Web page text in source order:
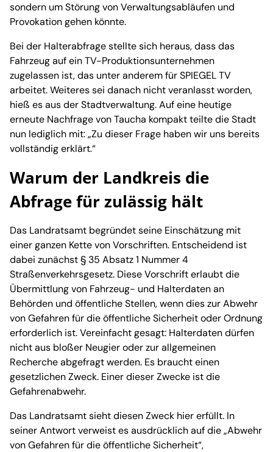
sondern um Störung von Verwaltungsabläufen und
Provokation gehen könnte.
Bei der Halterabfrage stellte sich heraus, dass das
Fahrzeug auf ein TV-Produktionsunternehmen
zugelassen ist, das unter anderem für SPIEGEL TV
arbeitet. Weiteres sei danach nicht veranlasst worden,
hieß es aus der Stadtverwaltung. Auf eine heutige
erneute Nachfrage von Taucha kompakt teilte die Stadt
nun lediglich mit: „Zu dieser Frage haben wir uns bereits
vollständig erklärt.“
Warum der Landkreis die
Abfrage für zulässig hält
Das Landratsamt begründet seine Einschätzung mit
einer ganzen Kette von Vorschriften. Entscheidend ist
dabei zunächst § 35 Absatz 1 Nummer 4
Straßenverkehrsgesetz. Diese Vorschrift erlaubt die
Übermittlung von Fahrzeug- und Halterdaten an
Behörden und öffentliche Stellen, wenn dies zur Abwehr
von Gefahren für die öffentliche Sicherheit oder Ordnung
erforderlich ist. Vereinfacht gesagt: Halterdaten dürfen
nicht aus bloßer Neugier oder zur allgemeinen
Recherche abgefragt werden. Es braucht einen
gesetzlichen Zweck. Einer dieser Zwecke ist die
Gefahrenabwehr.
Das Landratsamt sieht diesen Zweck hier erfüllt. In
seiner Antwort verweist es ausdrücklich auf die „Abwehr
von Gefahren für die öffentliche Sicherheit“,